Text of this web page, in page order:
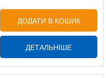
ДОДАТИ В КОШИК
ДЕТАЛЬНІШЕ